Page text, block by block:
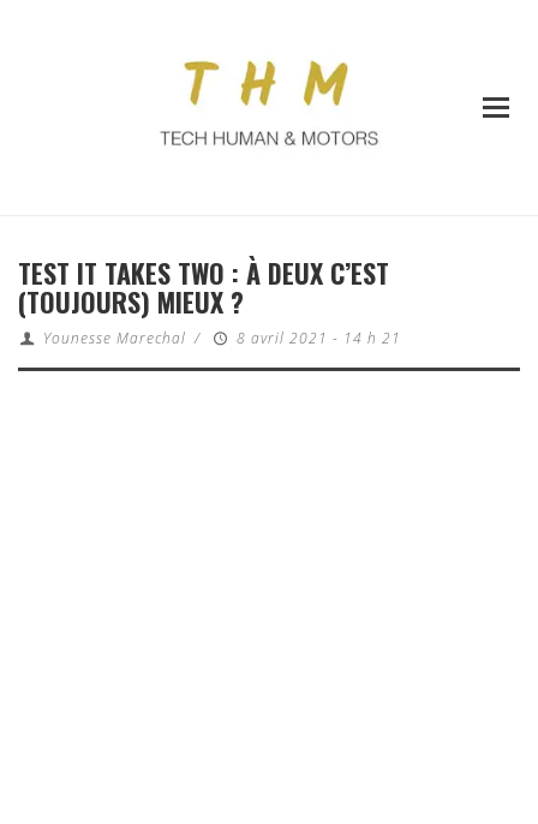
TEST IT TAKES TWO : À DEUX C’EST
(TOUJOURS) MIEUX ?
Younesse Marechal / 8 avril 2021 - 14 h 21